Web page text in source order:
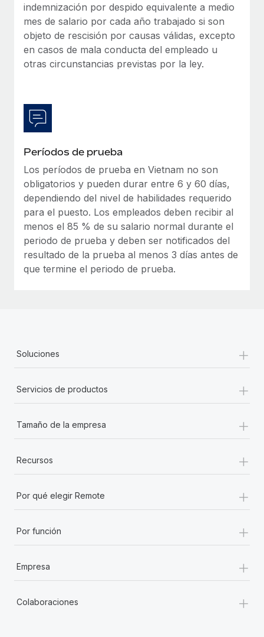
indemnización por despido equivalente a medio
mes de salario por cada año trabajado si son
objeto de rescisión por causas válidas, excepto
en casos de mala conducta del empleado u
otras circunstancias previstas por la ley.
Períodos de prueba
Los períodos de prueba en Vietnam no son
obligatorios y pueden durar entre 6 y 60 días,
dependiendo del nivel de habilidades requerido
para el puesto. Los empleados deben recibir al
menos el 85 % de su salario normal durante el
periodo de prueba y deben ser notificados del
resultado de la prueba al menos 3 días antes de
que termine el periodo de prueba.
Soluciones +
Servicios de productos +
Tamaño de la empresa +
Recursos +
Por qué elegir Remote +
Por función +
Empresa +
Colaboraciones +